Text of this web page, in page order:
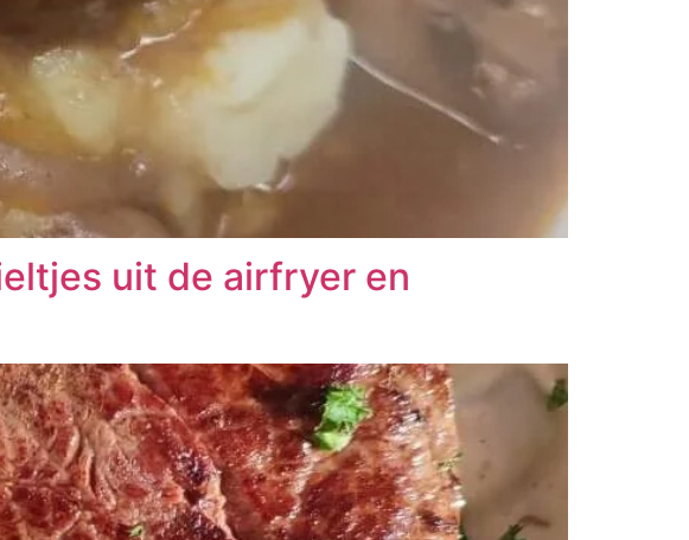
uit de airfryer en